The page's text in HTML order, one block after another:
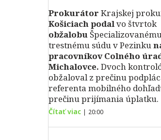
Prokurátor Krajskej
Košiciach podalvo štvrtok
obžalobu
trestnému súdu v Pezinku
pracovníkov Colného
Michalovce. Dvoch
obžaloval z prečinu
referenta mobilného
prečinu prijímania úplatku.
Čítať viac | 20:00